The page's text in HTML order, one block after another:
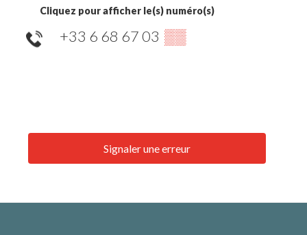
Cliquez pour afficher le(s) numéro(s)
+33 6 68 67 03 ▒▒
Signaler une erreur